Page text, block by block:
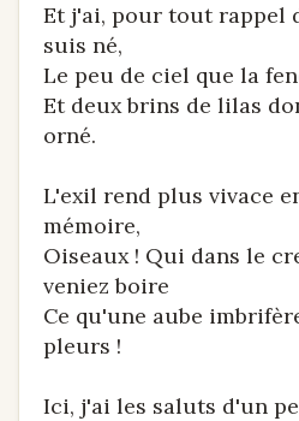
Et j'ai, pour tout rappel
suis né,
Le peu de ciel que la
Et deux brins de lilas
orné.
L'exil rend plus vivace
mémoire,
Oiseaux ! Qui dans le
veniez boire
Ce qu'une aube
pleurs !
Ici, j'ai les saluts d'un